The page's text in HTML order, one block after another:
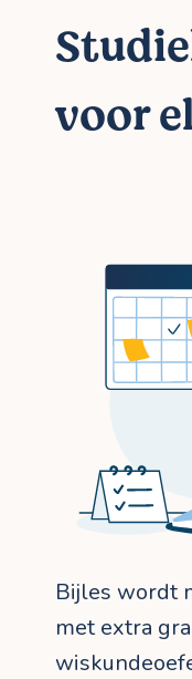
voor
Bijles wordt
met extra